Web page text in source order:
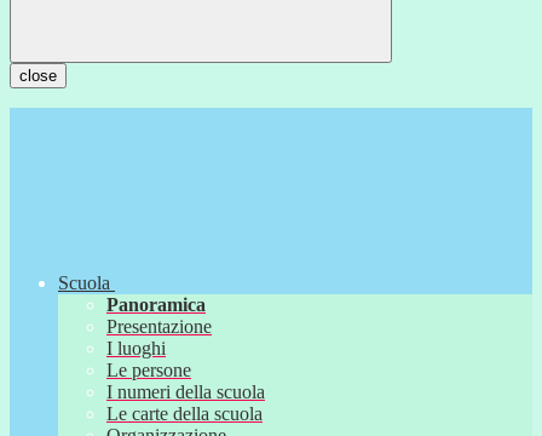
close
Scuola
Panoramica
Presentazione
I luoghi
Le persone
I numeri della scuola
Le carte della scuola